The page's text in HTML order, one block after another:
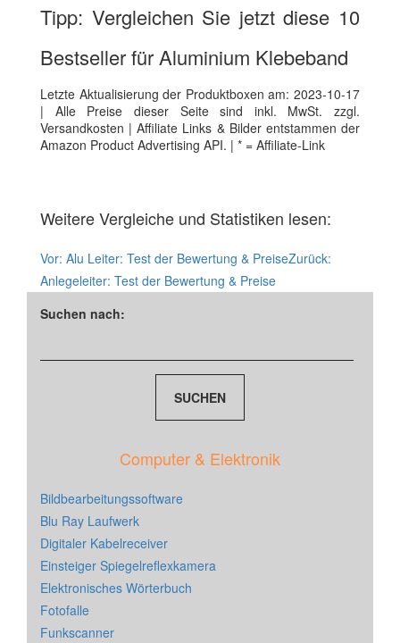
Tipp: Vergleichen Sie jetzt diese 10
Bestseller für Aluminium Klebeband
Letzte Aktualisierung der Produktboxen am: 2023-10-17
| Alle Preise dieser Seite sind inkl. MwSt. zzgl.
Versandkosten | Affiliate Links & Bilder entstammen der
Amazon Product Advertising API. | * = Affiliate-Link
Weitere Vergleiche und Statistiken lesen:
Vor: Alu Leiter: Test der Bewertung & PreiseZurück:
Anlegeleiter: Test der Bewertung & Preise
Suchen nach:
Computer & Elektronik
Bildbearbeitungssoftware
Blu Ray Laufwerk
Digitaler Kabelreceiver
Einsteiger Spiegelreflexkamera
Elektronisches Wörterbuch
Fotofalle
Funkscanner